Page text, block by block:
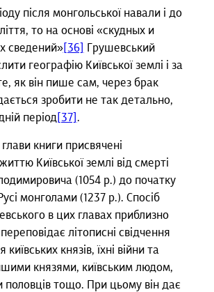
після монгольської навали і до
то на основі «скудных и
сведений»[36]
Грушевський
географію Київської землі і за
як він пише сам, через брак
зробити не так детально,
період[37] .
книги присвячені
Київської землі від смерті
(1054 р.) до початку
монголами (1237 р.). Спосіб
в цих главах приблизно
літописні свідчення
київських князів, їхні війни та
князями, київським людом,
половців тощо. При цьому він дає